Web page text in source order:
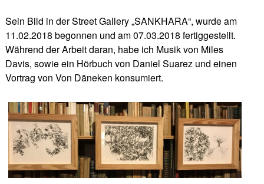
Sein Bild in der Street Gallery „SANKHARA“, wurde am
11.02.2018 begonnen und am 07.03.2018 fertiggestellt.
Während der Arbeit daran, habe ich Musik von Miles
Davis, sowie ein Hörbuch von Daniel Suarez und einen
Vortrag von Von Däneken konsumiert.